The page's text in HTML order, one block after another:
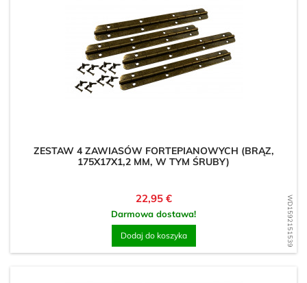
WD1592151539
ZESTAW 4 ZAWIASÓW FORTEPIANOWYCH (BRĄZ,
175X17X1,2 MM, W TYM ŚRUBY)
Cena
22,95 €
Darmowa dostawa!
Dodaj do koszyka